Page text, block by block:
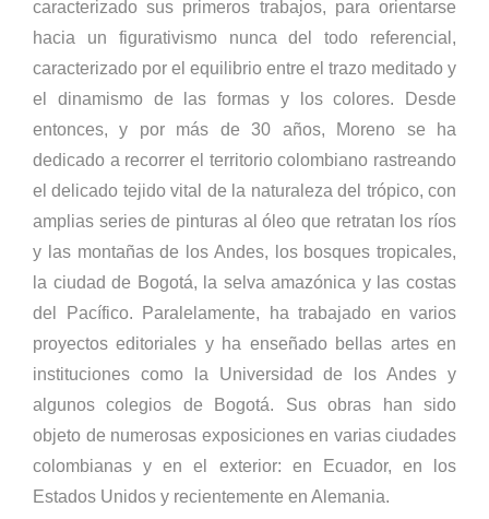
caracterizado sus primeros trabajos, para orientarse
hacia un figurativismo nunca del todo referencial,
caracterizado por el equilibrio entre el trazo meditado y
el dinamismo de las formas y los colores. Desde
entonces, y por más de 30 años, Moreno se ha
dedicado a recorrer el territorio colombiano rastreando
el delicado tejido vital de la naturaleza del trópico, con
amplias series de pinturas al óleo que retratan los ríos
y las montañas de los Andes, los bosques tropicales,
la ciudad de Bogotá, la selva amazónica y las costas
del Pacífico. Paralelamente, ha trabajado en varios
proyectos editoriales y ha enseñado bellas artes en
instituciones como la Universidad de los Andes y
algunos colegios de Bogotá. Sus obras han sido
objeto de numerosas exposiciones en varias ciudades
colombianas y en el exterior: en Ecuador, en los
Estados Unidos y recientemente en Alemania.